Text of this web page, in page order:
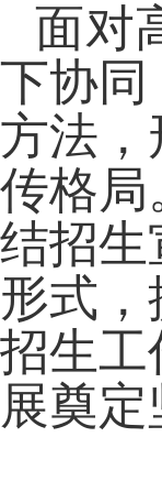
面对
下协同
方法
传格局
结招生
形式
招生工
展奠